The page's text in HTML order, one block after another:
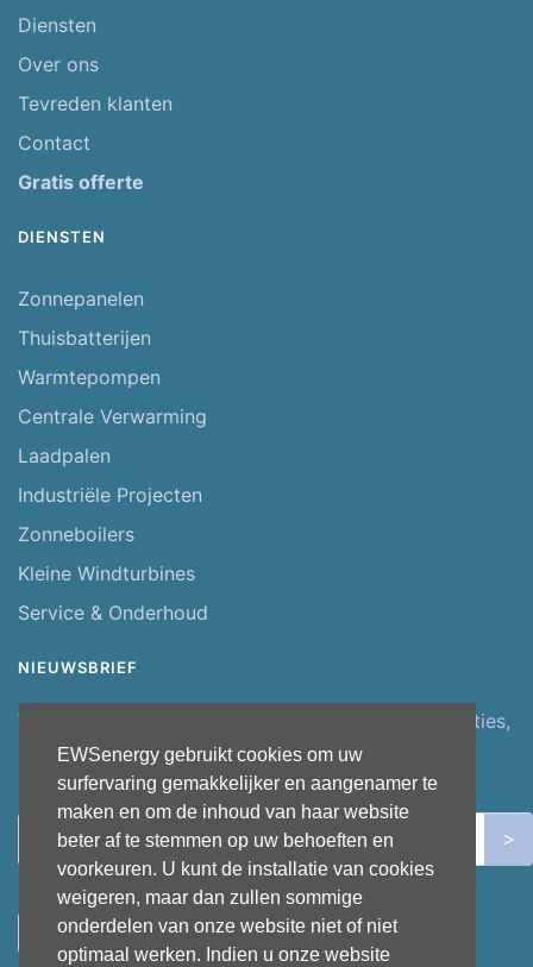
EWSenergy gebruikt cookies om uw
surfervaring gemakkelijker en aangenamer te
maken en om de inhoud van haar website
beter af te stemmen op uw behoeften en
voorkeuren. U kunt de installatie van cookies
weigeren, maar dan zullen sommige
onderdelen van onze website niet of niet
optimaal werken. Indien u onze website
Diensten
Over ons
Tevreden klanten
Contact
Gratis offerte
DIENSTEN
Zonnepanelen
Thuisbatterijen
Warmtepompen
Centrale Verwarming
Laadpalen
Industriële Projecten
Zonneboilers
Kleine Windturbines
Service & Onderhoud
NIEUWSBRIEF
Wens je op de hoogte gehouden te worden van acties,
promoties of nieuwigheden, geef dan hieronder je
emailadres in.
Leave
this
blank
>